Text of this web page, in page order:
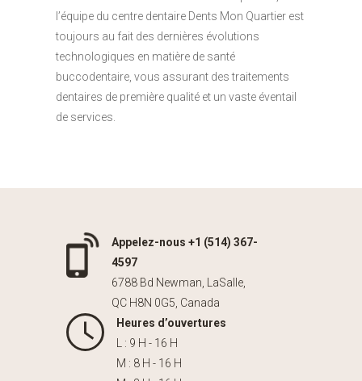
l’équipe du centre dentaire Dents Mon Quartier est
toujours au fait des dernières évolutions
technologiques en matière de santé
buccodentaire, vous assurant des traitements
dentaires de première qualité et un vaste éventail
de services.
Appelez-nous +1 (514) 367-
4597
6788 Bd Newman, LaSalle,
QC H8N 0G5, Canada
Heures d’ouvertures
L : 9 H - 16 H
M : 8 H - 16 H